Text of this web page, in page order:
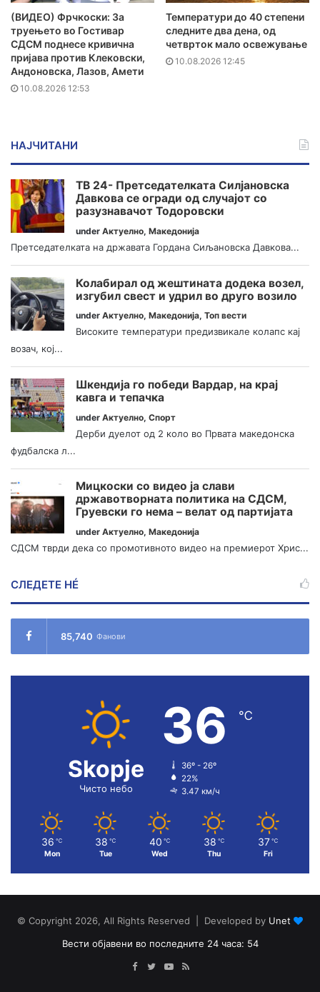
(ВИДЕО) Фрчкоски: За
труењето во Гостивар
СДСМ поднесе кривична
пријава против Клековски,
Андоновска, Лазов, Амети
10.08.2026 12:53
Температури до 40 степени
следните два дена, од
четврток мало освежување
10.08.2026 12:45
НАЈЧИТАНИ
ТВ 24- Претседателката Силјановска
Давкова се огради од случајот со
разузнавачот Тодоровски
under Актуелно, Македонија
Претседателката на државата Гордана Сиљановска Давкова...
Колабирал од жештината додека возел,
изгубил свест и удрил во друго возило
under Актуелно, Македонија, Топ вести
Високите температури предизвикале колапс кај
возач, кој...
Шкендија го победи Вардар, на крај
кавга и тепачка
under Актуелно, Спорт
Дерби дуелот од 2 коло во Првата македонска
фудбалска л...
Мицкоски со видео ја слави
државотворната политика на СДСМ,
Груевски го нема – велат од партијата
under Актуелно, Македонија
СДСМ тврди дека со промотивното видео на премиерот Хрис...
СЛЕДЕТЕ НÉ
85,740 Фанови
Skopje
Чисто небо
36 ℃
36º - 26º
22%
3.47 км/ч
36 ℃
Mon
38 ℃
Tue
40 ℃
Wed
38 ℃
Thu
37 ℃
Fri
© Copyright 2026, All Rights Reserved | Developed by Unet
Вести објавени во последните 24 часа: 54
Facebook
TwitterYouTube
RSS